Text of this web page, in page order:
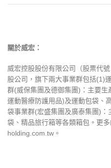
關於威宏 ：
威宏控股股份有限公司（股票代號
股公司 ， 旗下兩大事業群包括(1)
群(威保集團及德御集團) ：主要
運動醫療防護用品)及運動包袋、
袋事業群(宏盛集團及廣泰集團)
袋、精品旅行箱等各類箱包。更
holding.com.tw 。